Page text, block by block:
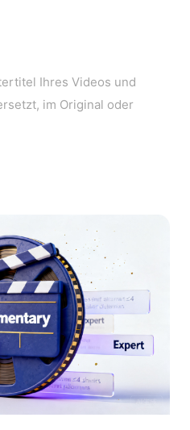
Ihres Videos und
im Original oder